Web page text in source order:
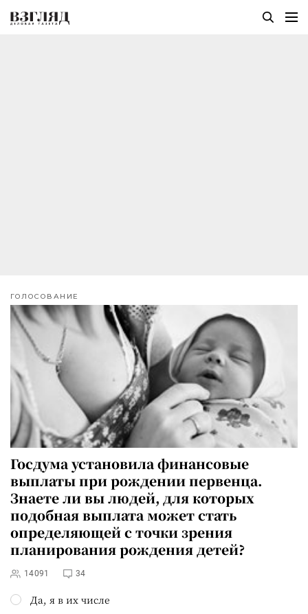
ГОЛОСОВАНИЕ
Госдума установила финансовые
выплаты при рождении первенца.
Знаете ли вы людей, для которых
подобная выплата может стать
определяющей с точки зрения
планирования рождения детей?
14091 34
Да, я в их числе